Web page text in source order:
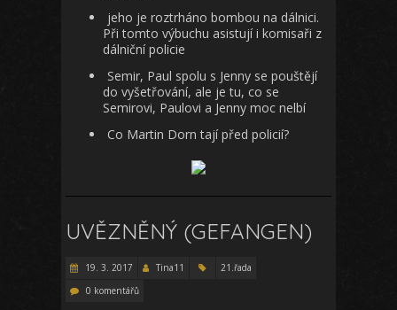
jeho je roztrháno bombou na dálnici.
Při tomto výbuchu asistují i komisaři z
dálniční policie
Semir, Paul spolu s Jenny se pouštějí
do vyšetřování, ale je tu, co se
Semirovi, Paulovi a Jenny moc nelbí
Co Martin Dorn tají před policií?
UVĚZNĚNÝ (GEFANGEN)
19. 3. 2017 Tina11
21.řada
0 komentářů